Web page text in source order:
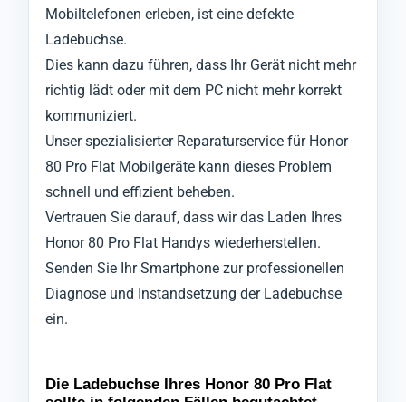
Mobiltelefonen erleben, ist eine defekte
Ladebuchse.
Dies kann dazu führen, dass Ihr Gerät nicht mehr
richtig lädt oder mit dem PC nicht mehr korrekt
kommuniziert.
Unser spezialisierter Reparaturservice für Honor
80 Pro Flat Mobilgeräte kann dieses Problem
schnell und effizient beheben.
Vertrauen Sie darauf, dass wir das Laden Ihres
Honor 80 Pro Flat Handys wiederherstellen.
Senden Sie Ihr Smartphone zur professionellen
Diagnose und Instandsetzung der Ladebuchse
ein.
Die Ladebuchse Ihres Honor 80 Pro Flat